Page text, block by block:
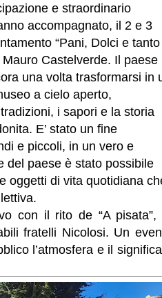
e straordinario
accompagnato, il 2 e 3
“Pani, Dolci e tanto
Castelverde. Il paese
una volta trasformarsi in
a cielo aperto,
i sapori e la storia
E’ stato un fine
e piccoli, in un vero e
del paese è stato possibile
oggetti di vita quotidiana
con il rito de “A pisata”,
fratelli Nicolosi. Un
l’atmosfera e il